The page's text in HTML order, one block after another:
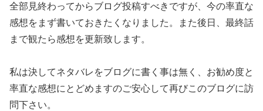
全部見終わってからブログ投稿すべきですが、今の率直な
感想をまず書いておきたくなりました。また後日、最終話
まで観たら感想を更新致します。
私は決してネタバレをブログに書く事は無く、お勧め度と
率直な感想にとどめますのご安心して再びこのブログに訪
問下さい。